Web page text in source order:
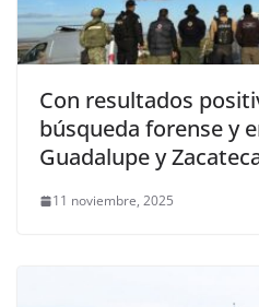
Con resultados
búsqueda forense y
Guadalupe y
11 noviembre, 2025